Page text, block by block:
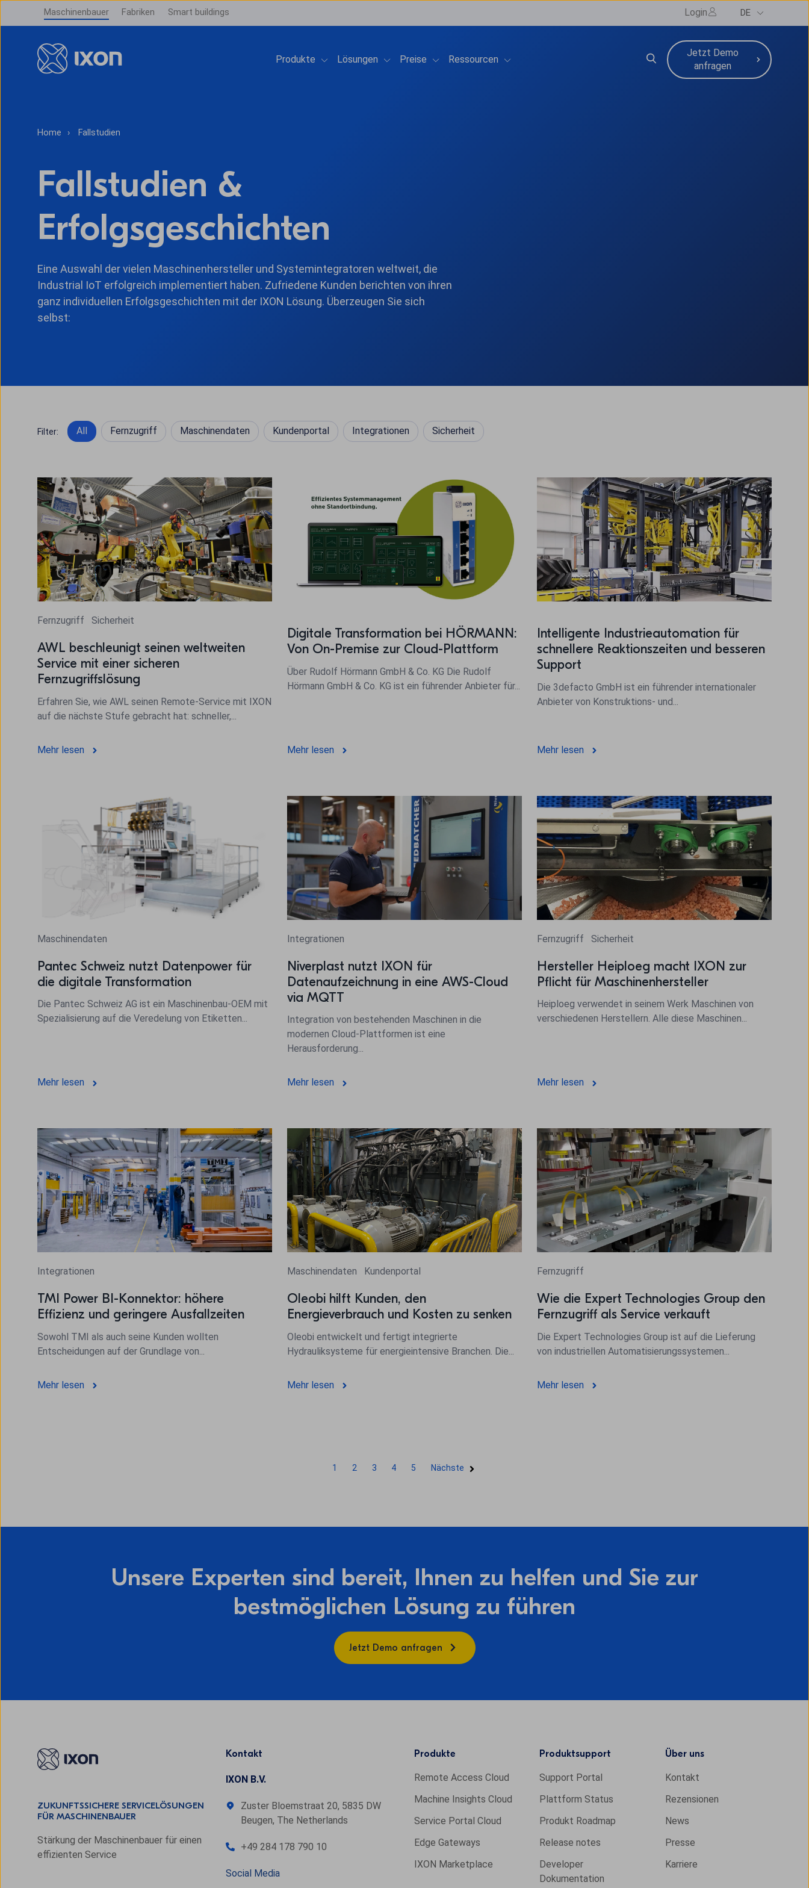
Maschinenbauer Fabriken Smart buildings Login DE
Produkte Show submenu for Produkte
Lösungen Show submenu for Lösungen
Preise Show submenu for Preise
Ressourcen Show submenu for Ressourcen
Jetzt Demo
anfragen
Home Fallstudien
Fallstudien &
Erfolgsgeschichten
Eine Auswahl der vielen Maschinenhersteller und Systemintegratoren weltweit, die
Industrial IoT erfolgreich implementiert haben. Zufriedene Kunden berichten von ihren
ganz individuellen Erfolgsgeschichten mit der IXON Lösung. Überzeugen Sie sich
selbst:
Filter: All Fernzugriff Maschinendaten Kundenportal Integrationen Sicherheit
Fernzugriff Sicherheit
AWL beschleunigt seinen weltweiten
Service mit einer sicheren
Fernzugriffslösung
Erfahren Sie, wie AWL seinen Remote-Service mit IXON
auf die nächste Stufe gebracht hat: schneller,...
Mehr lesen
Digitale Transformation bei HÖRMANN:
Von On-Premise zur Cloud-Plattform
Über Rudolf Hörmann GmbH & Co. KG Die Rudolf
Hörmann GmbH & Co. KG ist ein führender Anbieter für...
Mehr lesen
Intelligente Industrieautomation für
schnellere Reaktionszeiten und besseren
Support
Die 3defacto GmbH ist ein führender internationaler
Anbieter von Konstruktions- und...
Mehr lesen
Maschinendaten
Pantec Schweiz nutzt Datenpower für
die digitale Transformation
Die Pantec Schweiz AG ist ein Maschinenbau-OEM mit
Spezialisierung auf die Veredelung von Etiketten...
Mehr lesen
Integrationen
Niverplast nutzt IXON für
Datenaufzeichnung in eine AWS-Cloud
via MQTT
Integration von bestehenden Maschinen in die
modernen Cloud-Plattformen ist eine
Herausforderung...
Mehr lesen
Fernzugriff Sicherheit
Hersteller Heiploeg macht IXON zur
Pflicht für Maschinenhersteller
Heiploeg verwendet in seinem Werk Maschinen von
verschiedenen Herstellern. Alle diese Maschinen...
Mehr lesen
Integrationen
TMI Power BI-Konnektor: höhere
Effizienz und geringere Ausfallzeiten
Sowohl TMI als auch seine Kunden wollten
Entscheidungen auf der Grundlage von...
Mehr lesen
Maschinendaten Kundenportal
Oleobi hilft Kunden, den
Energieverbrauch und Kosten zu senken
Oleobi entwickelt und fertigt integrierte
Hydrauliksysteme für energieintensive Branchen. Die...
Mehr lesen
Fernzugriff
Wie die Expert Technologies Group den
Fernzugriff als Service verkauft
Die Expert Technologies Group ist auf die Lieferung
von industriellen Automatisierungssystemen...
Mehr lesen
1 2 3 4 5 Nächste
Unsere Experten sind bereit, Ihnen zu helfen und Sie zur
bestmöglichen Lösung zu führen
Jetzt Demo anfragen
ZUKUNFTSSICHERE SERVICELÖSUNGEN
FÜR MASCHINENBAUER
Stärkung der Maschinenbauer für einen
effizienten Service
Kontakt
IXON B.V.
Zuster Bloemstraat 20, 5835 DW
Beugen, The Netherlands
+49 284 178 790 10
Social Media
Produkte
Remote Access Cloud
Machine Insights Cloud
Service Portal Cloud
Edge Gateways
IXON Marketplace
Produktsupport
Support Portal
Plattform Status
Produkt Roadmap
Release notes
Developer
Dokumentation
Über uns
Kontakt
Rezensionen
News
Presse
Karriere